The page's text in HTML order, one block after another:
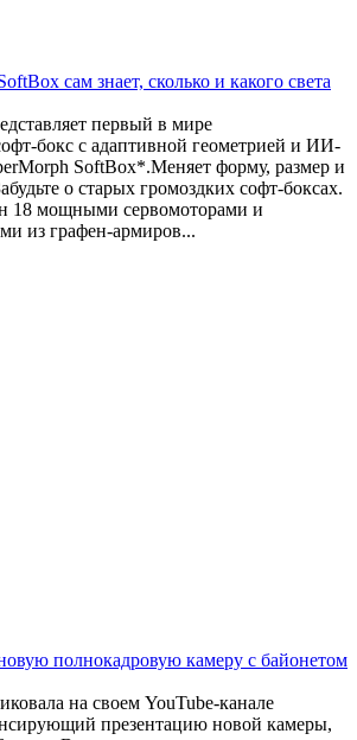
сам знает, сколько и какого света
первый в мире
бокс с адаптивной геометрией и ИИ-
SoftBox*.Меняет форму, размер и
о старых громоздких софт-боксах.
18 мощными сервомоторами и
из графен-армиров...
полнокадровую камеру с байонетом
на своем YouTube-канале
презентацию новой камеры,